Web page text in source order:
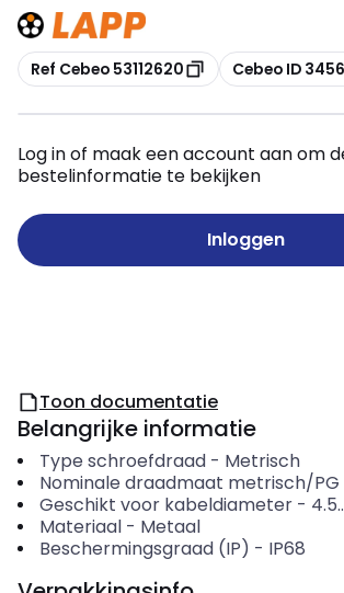
Kopiëren
Ref Cebeo 53112620 Kopiëren
Cebeo ID
Log in of maak een account aan om
bestelinformatie te bekijken
Inloggen
Toon documentatie
Belangrijke informatie
Type schroefdraad- Metrisch
Nominale draadmaat metrisch/PG
Geschikt voor kabeldiameter-
Materiaal- Metaal
Beschermingsgraad (IP) - IP68